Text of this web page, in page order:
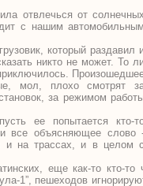
отвлечься от солнечных
с нашим автомобильным
который раздавил
никто не может. То
мол, плохо смотрят
за режимом
ее попытается кто-
все объясняющее слово
и на трассах, и в целом с
еще как-то кто-то
1”, пешеходов